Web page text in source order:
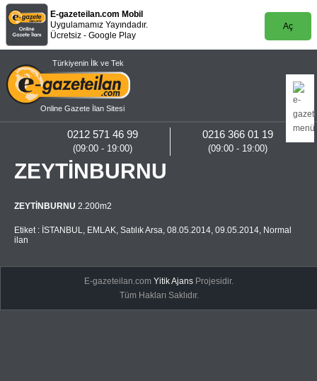
E-gazeteilan.com Mobil
Uygulamamız Yayındadır.
Ücretsiz - Google Play
Aç
Türkiyenin İlk ve Tek
Online Gazete İlan Sitesi
0216 366 01 19
(09:00 - 19:00)
0212 571 46 99
(09:00 - 19:00)
ZEYTİNBURNU
ZEYTİNBURNU 2.200m2
Etiket : İSTANBUL, EMLAK, Satılık Arsa, 08.05.2014, 09.05.2014, Normal
ilan
E-gazeteilan.comYitik Ajans Projesidir.
Tüm Hakları Saklıdır.